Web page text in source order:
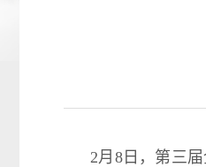
2月8日，第三